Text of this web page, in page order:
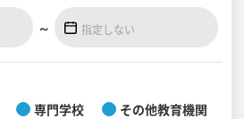
～
専門学校 その他教育機関